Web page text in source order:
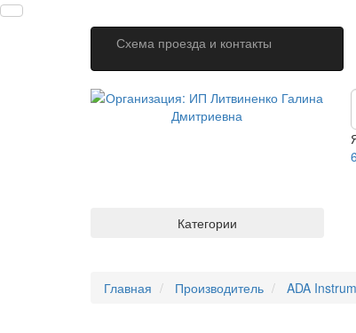
Схема проезда и контакты
Категории
Главная Производитель ADA